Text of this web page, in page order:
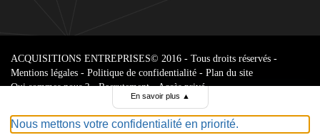
ACQUISITIONS ENTREPRISES© 2016 - Tous droits réservés -
Mentions légales - Politique de confidentialité - Plan du site
Qui sommes nous ?-Recrutement-Accès privé
En savoir plus ▲
Nous mettons votre confidentialité en priorité.